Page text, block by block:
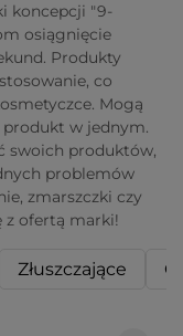
koncepcji "9-
osiągnięcie
Produkty
co
Mogą
produkt w jednym.
swoich produktów,
problemów
zmarszczki czy
z ofertą marki!
Złuszczające